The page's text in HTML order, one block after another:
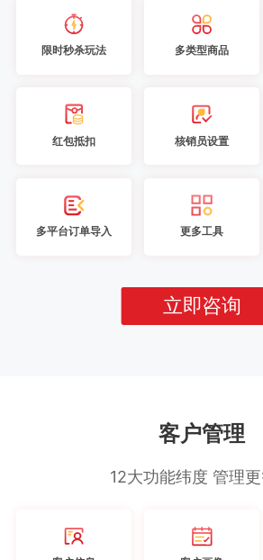
限时秒杀玩法 多类型商品
红包抵扣 核销员设置
多平台订单导入 更多工具
立即咨询
客户管理
12大功能纬度 管理